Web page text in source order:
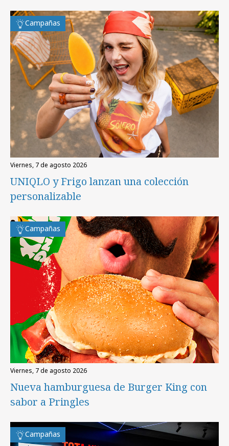
Campañas
viernes, 7 de agosto 2026
UNIQLO y Frigo lanzan una colección
personalizable
Campañas
viernes, 7 de agosto 2026
Nueva hamburguesa de Burger King con
sabor a Pringles
Campañas